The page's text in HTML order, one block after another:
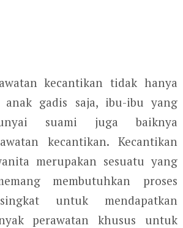
kecantikan tidak hanya
gadis saja, ibu-ibu yang
suami juga baiknya
kecantikan. Kecantikan
merupakan sesuatu yang
membutuhkan proses
untuk mendapatkan
perawatan khusus untuk